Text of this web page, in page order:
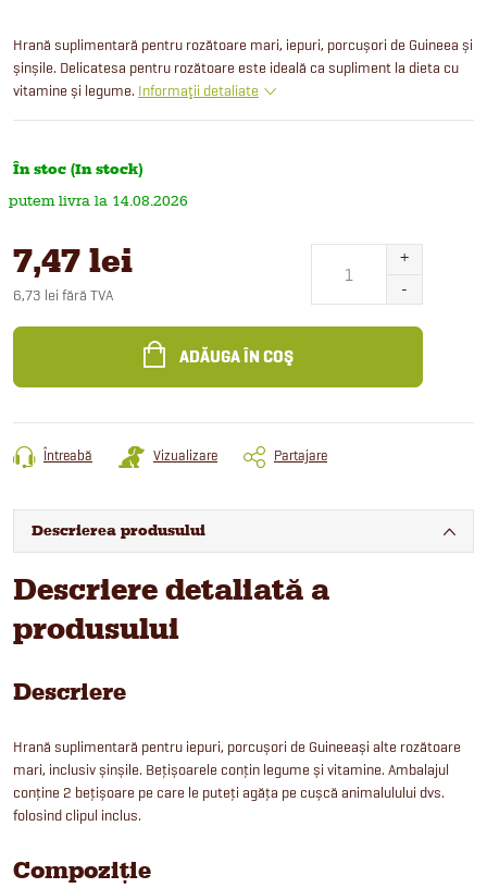
Hrană suplimentară pentru rozătoare mari, iepuri, porcușori de Guineea și
șinșile. Delicatesa pentru rozătoare este ideală ca supliment la dieta cu
vitamine și legume. Informaţii detaliate
În stoc (In stock)
14.08.2026
7,47 lei
6,73 lei fără TVA
preţ:
ADĂUGA ÎN COŞ
Întreabă Vizualizare Partajare
Descrierea produsului
Descriere detaliată a
produsului
Descriere
Hrană suplimentară pentru iepuri, porcușori de Guineeași alte rozătoare
mari, inclusiv șinșile. Bețișoarele conțin legume și vitamine. Ambalajul
conține 2 bețișoare pe care le puteți agăța pe cușcă animalulului dvs.
folosind clipul inclus.
Compoziție